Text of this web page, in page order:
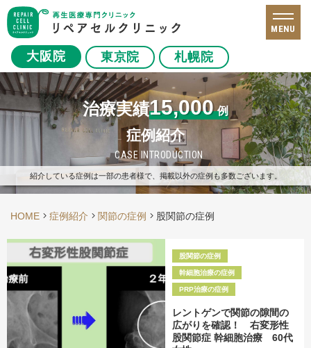
大阪院 東京院 札幌院
MENU
治療実績15,000 例
症例紹介
CASE INTRODUCTION
紹介している症例は一部の患者様で、掲載以外の症例も多数ございます。
HOME 症例紹介 関節の症例 股関節の症例
股関節の症例
幹細胞治療の症例
PRP治療の症例
レントゲンで関節の隙間の
広がりを確認！ 右変形性
股関節症 幹細胞治療 60代